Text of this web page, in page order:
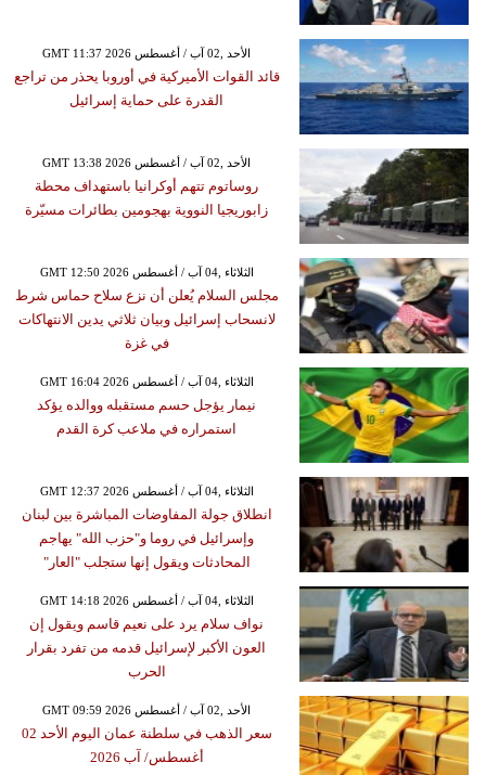
GMT 11:37 2026 الأحد ,02 آب / أغسطس
قائد القوات الأميركية في أوروبا يحذر من تراجع
القدرة على حماية إسرائيل
GMT 13:38 2026 الأحد ,02 آب / أغسطس
روساتوم تتهم أوكرانيا باستهداف محطة
زابوريجيا النووية بهجومين بطائرات مسيّرة
GMT 12:50 2026 الثلاثاء ,04 آب / أغسطس
مجلس السلام يُعلن أن نزع سلاح حماس شرط
لانسحاب إسرائيل وبيان ثلاثي يدين الانتهاكات
في غزة
GMT 16:04 2026 الثلاثاء ,04 آب / أغسطس
نيمار يؤجل حسم مستقبله ووالده يؤكد
استمراره في ملاعب كرة القدم
GMT 12:37 2026 الثلاثاء ,04 آب / أغسطس
انطلاق جولة المفاوضات المباشرة بين لبنان
وإسرائيل في روما و"حزب الله" يهاجم
المحادثات ويقول إنها ستجلب "العار"
GMT 14:18 2026 الثلاثاء ,04 آب / أغسطس
نواف سلام يرد على نعيم قاسم ويقول إن
العون الأكبر لإسرائيل قدمه من تفرد بقرار
الحرب
GMT 09:59 2026 الأحد ,02 آب / أغسطس
سعر الذهب في سلطنة عمان اليوم الأحد 02
أغسطس/ آب 2026